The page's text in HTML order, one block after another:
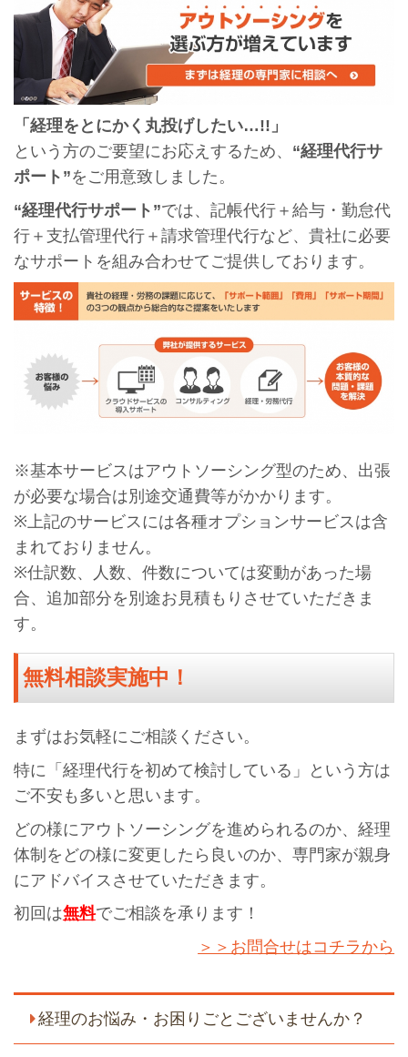
「経理をとにかく丸投げしたい…!!」
という方のご要望にお応えするため、 “経理代行サ
ポート”をご用意致しました。
“経理代行サポート”では、記帳代行＋給与・勤怠代
行＋支払管理代行＋請求管理代行など、貴社に必要
なサポートを組み合わせてご提供しております。
※基本サービスはアウトソーシング型のため、出張
が必要な場合は別途交通費等がかかります。
※上記のサービスには各種オプションサービスは含
まれておりません。
※仕訳数、人数、件数については変動があった場
合、追加部分を別途お見積もりさせていただきま
す。
無料相談実施中！
まずはお気軽にご相談ください。
特に「経理代行を初めて検討している」という方は
ご不安も多いと思います。
どの様にアウトソーシングを進められるのか、経理
体制をどの様に変更したら良いのか、専門家が親身
にアドバイスさせていただきます。
初回は無料でご相談を承ります！
＞＞お問合せはコチラから
経理のお悩み・お困りごとございませんか？